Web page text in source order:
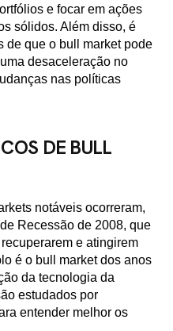
e focar em ações
sólidos. Além disso, é
de que o bull market pode
desaceleração no
nas políticas
DE BULL
notáveis ocorreram,
Recessão de 2008, que
e atingirem
é o bull market dos anos
da tecnologia da
estudados por
entender melhor os